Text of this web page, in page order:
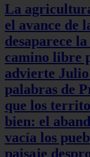
La
el avance de
desaparece
camino libre
advierte
palabras de
que los
bien: el
vacía los
paisaje